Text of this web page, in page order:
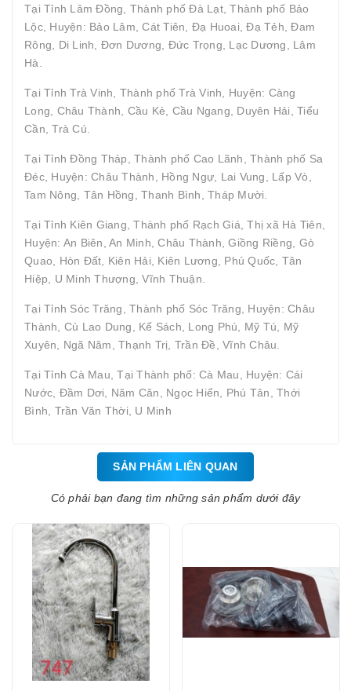
Tại Tỉnh Lâm Đồng, Thành phố Đà Lạt, Thành phố Bảo
Lộc, Huyện: Bảo Lâm, Cát Tiên, Đạ Huoai, Đạ Tẻh, Đam
Rông, Di Linh, Đơn Dương, Đức Trọng, Lạc Dương, Lâm
Hà.
Tại Tỉnh Trà Vinh, Thành phố Trà Vinh, Huyện: Càng
Long, Châu Thành, Cầu Kè, Cầu Ngang, Duyên Hải, Tiểu
Cần, Trà Cú.
Tại Tỉnh Đồng Tháp, Thành phố Cao Lãnh, Thành phố Sa
Đéc, Huyện: Châu Thành, Hồng Ngự, Lai Vung, Lấp Vò,
Tam Nông, Tân Hồng, Thanh Bình, Tháp Mười.
Tại Tỉnh Kiên Giang, Thành phố Rạch Giá, Thị xã Hà Tiên,
Huyện: An Biên, An Minh, Châu Thành, Giồng Riềng, Gò
Quao, Hòn Đất, Kiên Hải, Kiên Lương, Phú Quốc, Tân
Hiệp, U Minh Thượng, Vĩnh Thuận.
Tại Tỉnh Sóc Trăng, Thành phố Sóc Trăng, Huyện: Châu
Thành, Cù Lao Dung, Kế Sách, Long Phú, Mỹ Tú, Mỹ
Xuyên, Ngã Năm, Thạnh Trị, Trần Đề, Vĩnh Châu.
Tại Tỉnh Cà Mau, Tại Thành phố: Cà Mau, Huyện: Cái
Nước, Đầm Dơi, Năm Căn, Ngọc Hiển, Phú Tân, Thới
Bình, Trần Văn Thời, U Minh
SẢN PHẨM LIÊN QUAN
Có phải bạn đang tìm những sản phẩm dưới đây